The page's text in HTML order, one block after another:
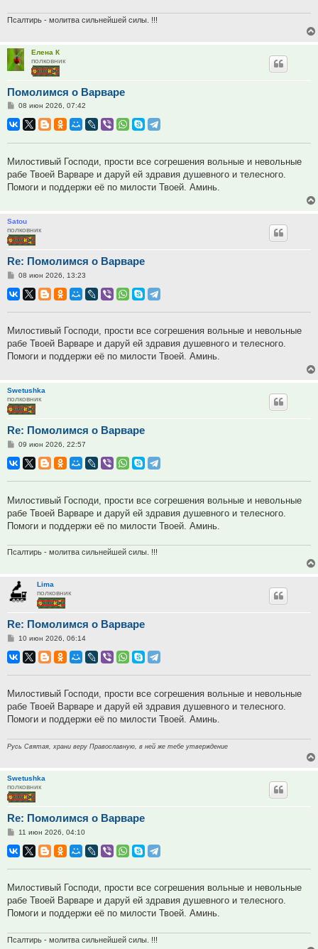
Псалтирь - молитва сильнейшей силы. !!!
Елена К
полковник
Помолимся о Варваре
Сообщение
08 июн 2026, 07:42
Милостивый Господи, прости все согрешения вольные и невольные
рабе Твоей Варваре и даруй ей здравия душевного и телесного.
Помоги и поддержи её по милости Твоей. Аминь.
Satou
полковник
Re: Помолимся о Варваре
Сообщение
08 июн 2026, 13:23
Милостивый Господи, прости все согрешения вольные и невольные
рабе Твоей Варваре и даруй ей здравия душевного и телесного.
Помоги и поддержи её по милости Твоей. Аминь.
Swetushka
полковник
Re: Помолимся о Варваре
Сообщение
09 июн 2026, 22:57
Милостивый Господи, прости все согрешения вольные и невольные
рабе Твоей Варваре и даруй ей здравия душевного и телесного.
Помоги и поддержи её по милости Твоей. Аминь.
Псалтирь - молитва сильнейшей силы. !!!
Lima
полковник
Re: Помолимся о Варваре
Сообщение
10 июн 2026, 06:14
Милостивый Господи, прости все согрешения вольные и невольные
рабе Твоей Варваре и даруй ей здравия душевного и телесного.
Помоги и поддержи её по милости Твоей. Аминь.
Русь Святая, храни веру Православную, в ней же тебе утверждение
Swetushka
полковник
Re: Помолимся о Варваре
Сообщение
11 июн 2026, 04:10
Милостивый Господи, прости все согрешения вольные и невольные
рабе Твоей Варваре и даруй ей здравия душевного и телесного.
Помоги и поддержи её по милости Твоей. Аминь.
Псалтирь - молитва сильнейшей силы. !!!